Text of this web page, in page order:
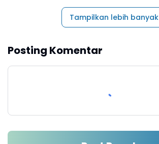
Tampilkan lebih banyak
Posting Komentar